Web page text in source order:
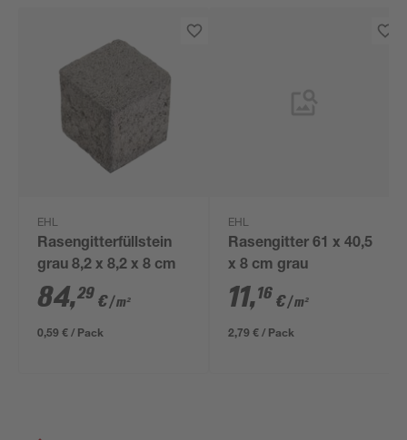
EHL
Rasengitterfüllstein
grau 8,2 x 8,2 x 8 cm
84,29 €/ m²
0,59 € / Pack
EHL
Rasengitter 61 x 40,5
x 8 cm grau
11,16 €/ m²
2,79 € / Pack